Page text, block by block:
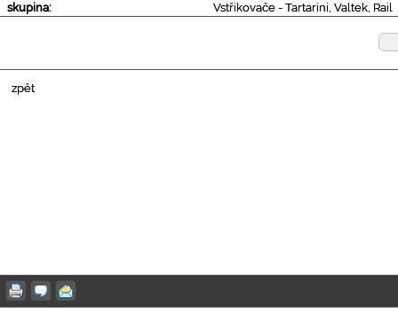
skupina:
Vstřikovače - Tartarini, Valtek, Rail
zpět